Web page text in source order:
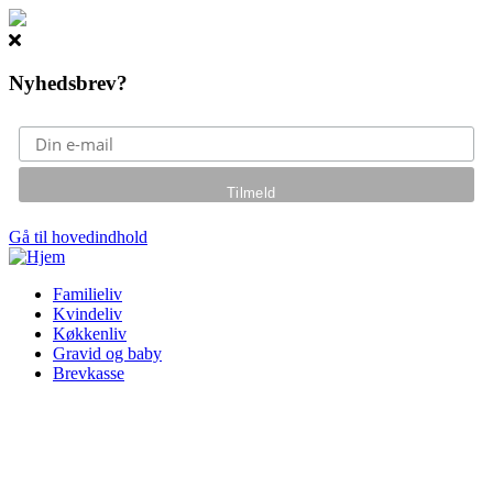
Nyhedsbrev?
Gå til hovedindhold
Familieliv
Kvindeliv
Køkkenliv
Gravid og baby
Brevkasse